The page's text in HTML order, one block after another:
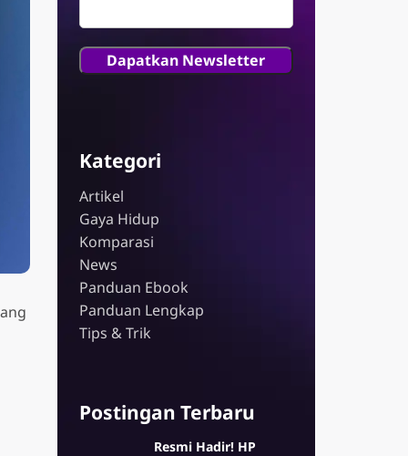
S26 Plus 5G
Samsung Galaxy Z Fold7 G
Kategori
Artikel
Gaya Hidup
Komparasi
News
Panduan Ebook
Panduan Lengkap
Tips & Trik
Postingan Terbaru
Resmi Hadir! HP